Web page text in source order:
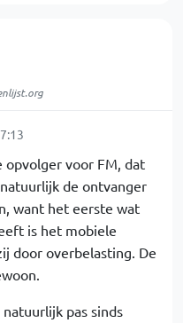
opvolger voor FM, dat
de ontvanger
want het eerste wat
is het mobiele
door overbelasting. De
pas sinds